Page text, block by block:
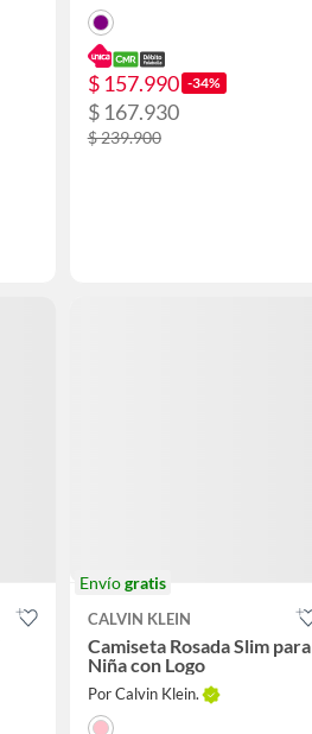
$ 157.990 -34%
$ 167.930
$ 239.900
Envíogratis
CALVIN KLEIN
Camiseta Rosada Slim para
Niña con Logo
Por Calvin Klein.